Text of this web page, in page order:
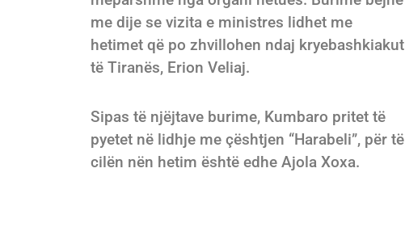
me dije se vizita e ministres lidhet me
hetimet që po zhvillohen ndaj kryebashkiakut
të Tiranës, Erion Veliaj.
Sipas të njëjtave burime, Kumbaro pritet të
pyetet në lidhje me çështjen “Harabeli”, për të
cilën nën hetim është edhe Ajola Xoxa.